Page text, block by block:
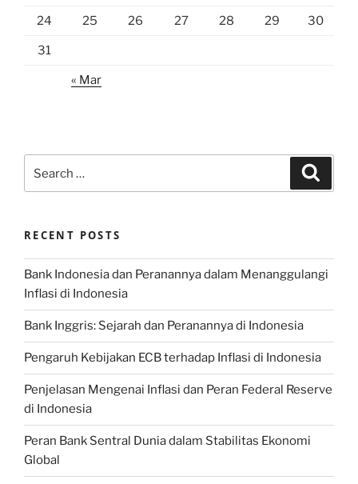
24 25 26 27 28 29 30
31
« Mar
for:
RECENT POSTS
Bank Indonesia dan Peranannya dalam Menanggulangi
Inflasi di Indonesia
Bank Inggris: Sejarah dan Peranannya di Indonesia
Pengaruh Kebijakan ECB terhadap Inflasi di Indonesia
Penjelasan Mengenai Inflasi dan Peran Federal Reserve
di Indonesia
Peran Bank Sentral Dunia dalam Stabilitas Ekonomi
Global